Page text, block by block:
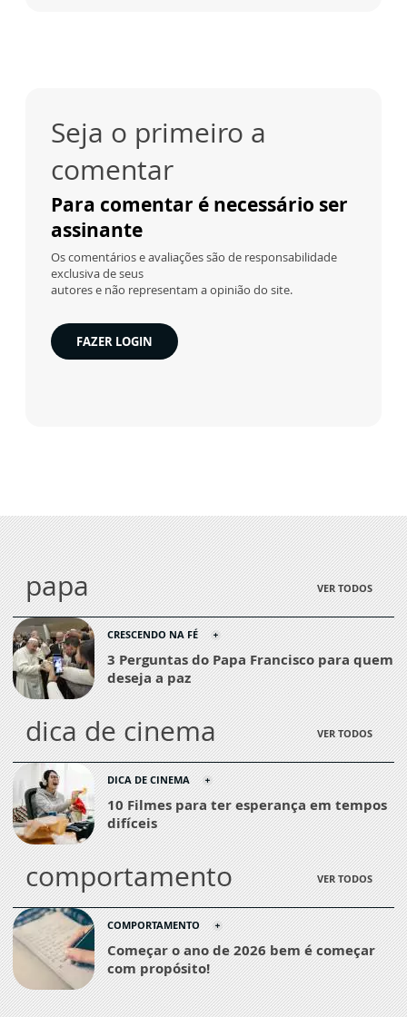
Seja o primeiro a
comentar
Para comentar é necessário ser
assinante
Os comentários e avaliações são de responsabilidade
exclusiva de seus
autores e não representam a opinião do site.
FAZER LOGIN
papa VER TODOS
CRESCENDO NA FÉ
3 Perguntas do Papa Francisco para quem
deseja a paz
dica de cinema VER TODOS
DICA DE CINEMA
10 Filmes para ter esperança em tempos
difíceis
comportamento VER TODOS
COMPORTAMENTO
Começar o ano de 2026 bem é começar
com propósito!